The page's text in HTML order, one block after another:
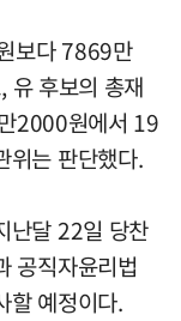
보다 7869만
후보의 총재
2000원에서 19
위는 판단했다.
난달 22일 당찬
공직자윤리법
할 예정이다.